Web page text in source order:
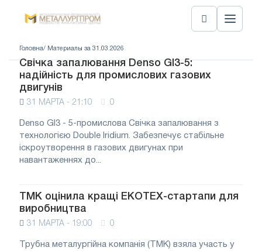
Головна/ Материалы за 31.03.2026
Свічка запалювання Denso GI3-5:
надійність для промислових газових
двигунів
31 МАРТА - 21:10 0
Denso GI3 - 5-промислова Свічка запалювання з
технологією Double Iridium. Забезпечує стабільне
іскроутворення в газових двигунах при
навантаженнях до...
ТМК оцінила кращі ЕКОТЕХ-стартапи для
виробництва
31 МАРТА - 19:00 0
Трубна металургійна компанія (ТМК) взяла участь у